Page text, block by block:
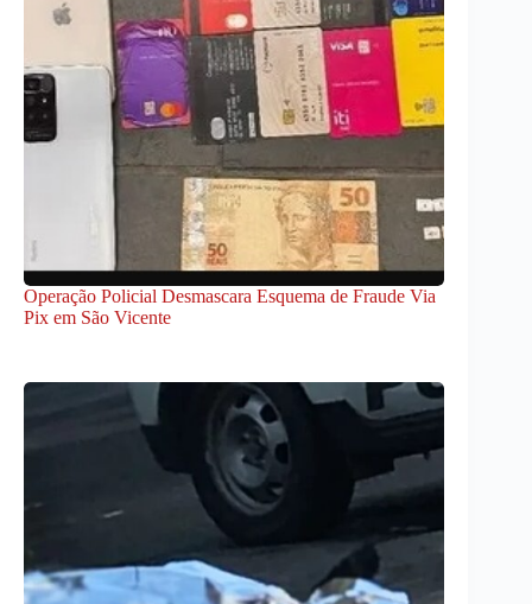
Operação Policial Desmascara Esquema de Fraude Via
Pix em São Vicente